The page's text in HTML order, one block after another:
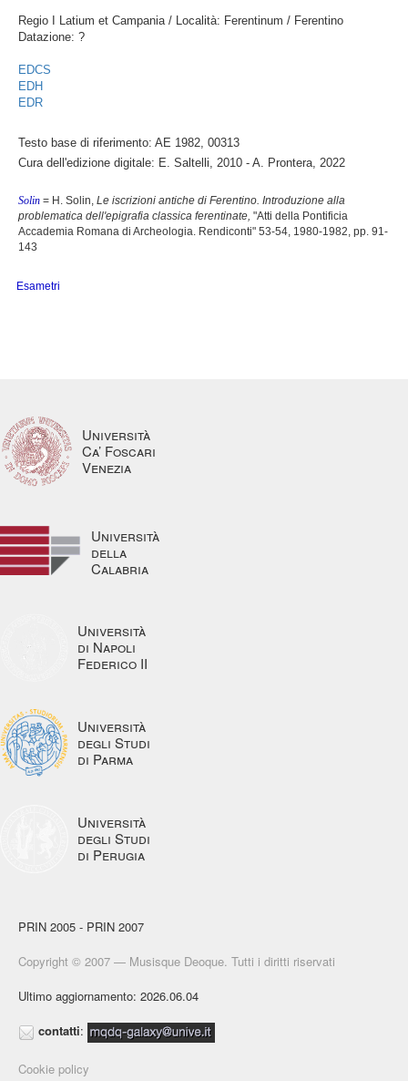
Regio I Latium et Campania / Località: Ferentinum / Ferentino
Datazione: ?
EDCS
EDH
EDR
Testo base di riferimento: AE 1982, 00313
Cura dell'edizione digitale: E. Saltelli, 2010 - A. Prontera, 2022
Solin = H. Solin, Le iscrizioni antiche di Ferentino. Introduzione alla
problematica dell'epigrafia classica ferentinate, "Atti della Pontificia
Accademia Romana di Archeologia. Rendiconti" 53-54, 1980-1982, pp. 91-
143
Esametri
Università
Ca’ Foscari
Venezia
Università
della
Calabria
Università
di Napoli
Federico II
Università
degli Studi
di Parma
Università
degli Studi
di Perugia
PRIN 2005 - PRIN 2007
Copyright © 2007 — Musisque Deoque. Tutti i diritti riservati
Ultimo aggiornamento: 2026.06.04
contatti:
Cookie policy